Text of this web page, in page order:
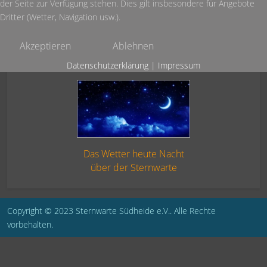
Das Wetter heute Nacht
über der Sternwarte
Copyright © 2023 Sternwarte Südheide e.V.. Alle Rechte
vorbehalten.
der Seite zur Verfügung stehen. Dies gilt insbesondere für Angebote
Dritter (Wetter, Navigation usw.).
Akzeptieren Ablehnen
Datenschutzerklärung | Impressum